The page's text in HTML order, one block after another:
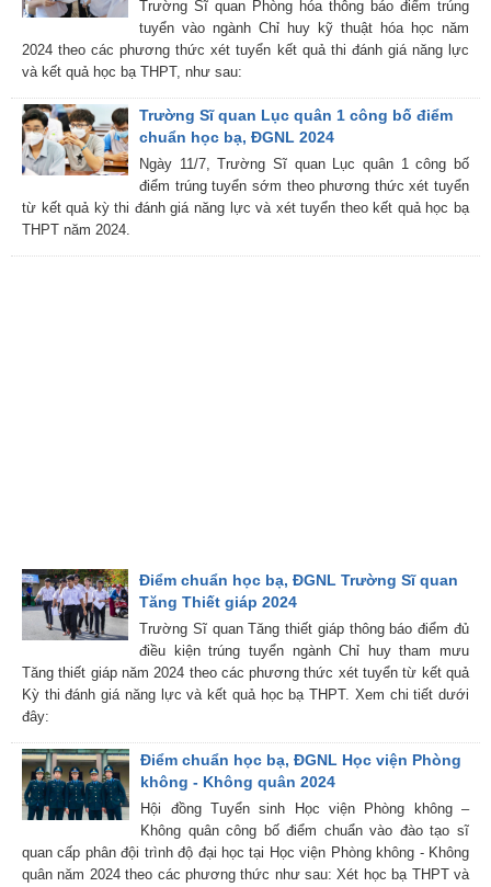
Trường Sĩ quan Phòng hóa thông báo điểm trúng
tuyển vào ngành Chỉ huy kỹ thuật hóa học năm
2024 theo các phương thức xét tuyển kết quả thi đánh giá năng lực
và kết quả học bạ THPT, như sau:
Trường Sĩ quan Lục quân 1 công bố điểm
chuẩn học bạ, ĐGNL 2024
Ngày 11/7, Trường Sĩ quan Lục quân 1 công bố
điểm trúng tuyển sớm theo phương thức xét tuyển
từ kết quả kỳ thi đánh giá năng lực và xét tuyển theo kết quả học bạ
THPT năm 2024.
Điểm chuẩn học bạ, ĐGNL Trường Sĩ quan
Tăng Thiết giáp 2024
Trường Sĩ quan Tăng thiết giáp thông báo điểm đủ
điều kiện trúng tuyển ngành Chỉ huy tham mưu
Tăng thiết giáp năm 2024 theo các phương thức xét tuyển từ kết quả
Kỳ thi đánh giá năng lực và kết quả học bạ THPT. Xem chi tiết dưới
đây:
Điểm chuẩn học bạ, ĐGNL Học viện Phòng
không - Không quân 2024
Hội đồng Tuyển sinh Học viện Phòng không –
Không quân công bố điểm chuẩn vào đào tạo sĩ
quan cấp phân đội trình độ đại học tại Học viện Phòng không - Không
quân năm 2024 theo các phương thức như sau: Xét học bạ THPT và